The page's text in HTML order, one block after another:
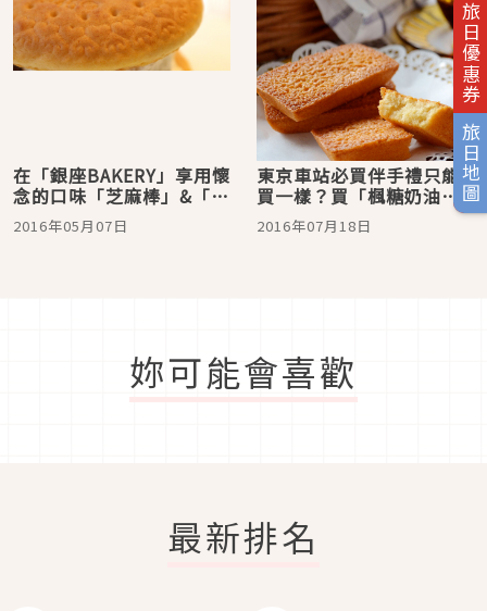
旅日優惠券
旅日地圖
在「銀座BAKERY」享用懷
念的口味「芝麻棒」&「長
崎蛋糕餅乾夾心」！
2016年05月07日
東京車站必買伴手禮只能
買一樣？買「楓糖奶油餅
乾」就對了！
2016年07月18日
妳可能會喜歡
最新排名